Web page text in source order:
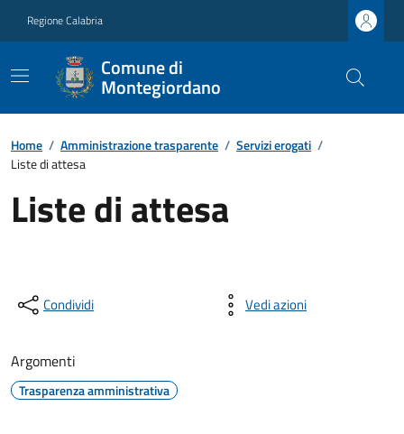
Regione Calabria
Comune di
Montegiordano
Home / Amministrazione trasparente / Servizi erogati /
Liste di attesa
Liste di attesa
Condividi Vedi azioni
Argomenti
Trasparenza amministrativa